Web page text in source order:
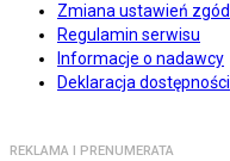
Zmiana ustawień zgód
Regulamin serwisu
Informacje o nadawcy
Deklaracja dostępności
REKLAMA I PRENUMERATA